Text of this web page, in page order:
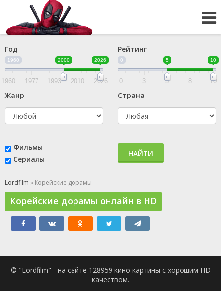
Год
1960 2000 2026
1960 1977 1993 2010 2026
Рейтинг
0 5 10
0 3 5 8 10
Жанр Страна
Фильмы
Сериалы
НАЙТИ
Lordfilm » Корейские дорамы
Корейские дорамы онлайн в HD
© "Lordfilm" - на сайте 128959 кино картины с хорошим HD
качеством.